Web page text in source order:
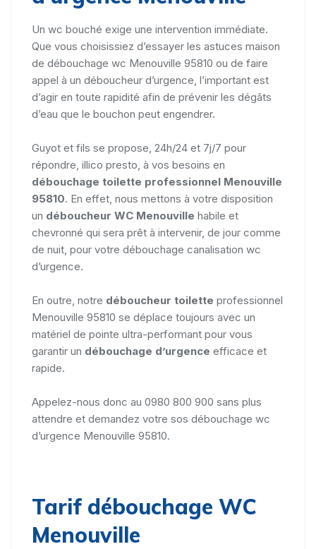
Un wc bouché exige une intervention immédiate.
Que vous choisissiez d’essayer les astuces maison
de débouchage wc Menouville 95810 ou de faire
appel à un déboucheur d’urgence, l’important est
d’agir en toute rapidité afin de prévenir les dégâts
d’eau que le bouchon peut engendrer.
Guyot et fils se propose, 24h/24 et 7j/7 pour
répondre, illico presto, à vos besoins en
débouchage toilette professionnel Menouville
95810. En effet, nous mettons à votre disposition
un déboucheur WC Menouville habile et
chevronné qui sera prêt à intervenir, de jour comme
de nuit, pour votre débouchage canalisation wc
d’urgence.
En outre, notre déboucheur toilette professionnel
Menouville 95810 se déplace toujours avec un
matériel de pointe ultra-performant pour vous
garantir un débouchage d’urgence efficace et
rapide.
Appelez-nous donc au 0980 800 900 sans plus
attendre et demandez votre sos débouchage wc
d’urgence Menouville 95810.
Tarif débouchage WC
Menouville